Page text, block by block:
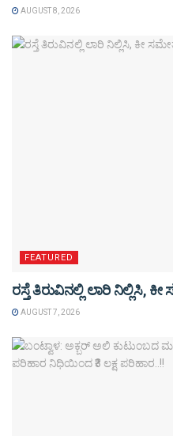
AUGUST 8, 2026
FEATURED
ರಸ್ತೆ ತಿರುವಿನಲ್ಲಿ ಲಾರಿ ನಿಲ್ಲಿಸಿ,
AUGUST 7, 2026